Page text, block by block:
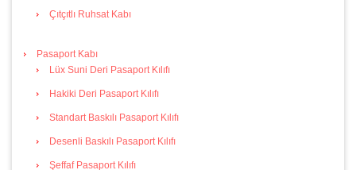
Çıtçıtlı Ruhsat Kabı
Pasaport Kabı
Lüx Suni Deri Pasaport Kılıfı
Hakiki Deri Pasaport Kılıfı
Standart Baskılı Pasaport Kılıfı
Desenli Baskılı Pasaport Kılıfı
Şeffaf Pasaport Kılıfı